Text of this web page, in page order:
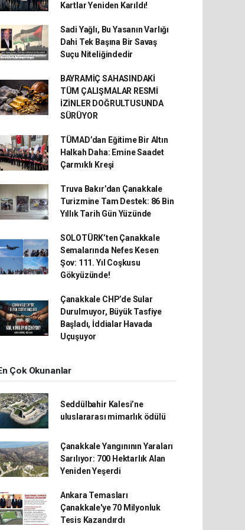
Kartlar Yeniden Karıldı!
Sadi Yağlı, Bu Yasanın Varlığı
Dahi Tek Başına Bir Savaş
Suçu Niteliğindedir
BAYRAMİÇ SAHASINDAKİ
TÜM ÇALIŞMALAR RESMİ
İZİNLER DOĞRULTUSUNDA
SÜRÜYOR
TÜMAD’dan Eğitime Bir Altın
Halkah Daha: Emine Saadet
Çarmıklı Kreşi
Truva Bakır’dan Çanakkale
Turizmine Tam Destek: 86 Bin
Yıllık Tarih Gün Yüzünde
SOLOTÜRK’ten Çanakkale
Semalarında Nefes Kesen
Şov: 111. Yıl Coşkusu
Gökyüzünde!
Çanakkale CHP’de Sular
Durulmuyor, Büyük Tasfiye
Başladı, İddialar Havada
Uçuşuyor
Çok Okunanlar
Seddülbahir Kalesi’ne
uluslararası mimarlık ödülü
Çanakkale Yangınının Yaraları
Sarılıyor: 700 Hektarlık Alan
Yeniden Yeşerdi
Ankara Temasları
Çanakkale'ye 70 Milyonluk
Tesis Kazandırdı